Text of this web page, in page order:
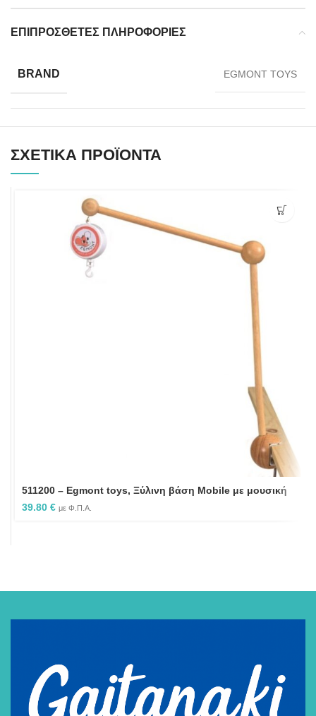
ΕΠΙΠΡΌΣΘΕΤΕΣ ΠΛΗΡΟΦΟΡΊΕΣ
BRAND EGMONT TOYS
ΣΧΕΤΙΚΆ ΠΡΟΪΌΝΤΑ
511200 – Egmont toys, Ξύλινη βάση Mobile με μουσική
39.80 € με Φ.Π.Α.